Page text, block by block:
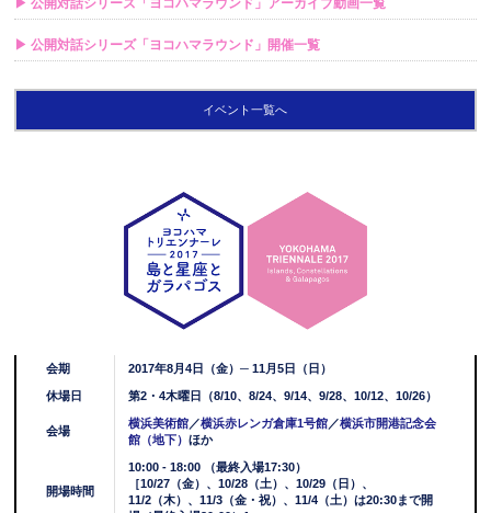
▶ 公開対話シリーズ「ヨコハマラウンド」開催一覧
イベント一覧へ
会期 2017年8月4日（金）─ 11月5日（日）
休場日 第2・4木曜日（8/10、8/24、9/14、9/28、10/12、10/26）
会場
横浜美術館／横浜赤レンガ倉庫1号館／横浜市開港記念会
館（地下）ほか
開場時間
10:00 - 18:00 （最終入場17:30）
［10/27（金）、10/28（土）、10/29（日）、
11/2（木）、11/3（金・祝）、11/4（土）は20:30まで開